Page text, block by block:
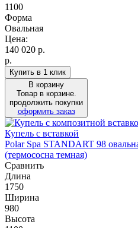
1100
Форма
Овальная
Цена:
140 020 р.
р.
Купить в 1 клик
В корзину
Товар в корзине.
продолжить покупки
оформить заказ
Купель с вставкой
Polar Spa STANDART 98
(термососна темная)
Сравнить
Длина
1750
Ширина
980
Высота